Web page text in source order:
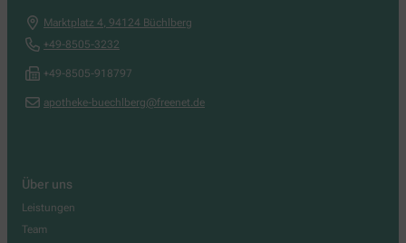
Marktplatz 4, 94124 Büchlberg
+49-8505-3232
+49-8505-918797
apotheke-buechlberg@freenet.de
Über uns
Leistungen
Team